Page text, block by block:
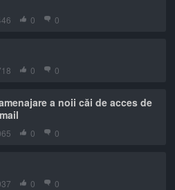
0 0
0 0
a noii căi de acces de
0 0
0 0